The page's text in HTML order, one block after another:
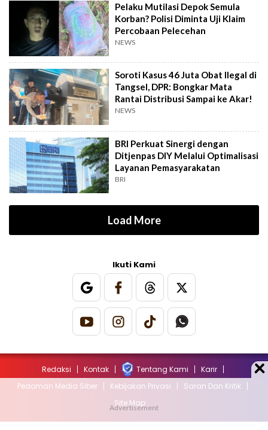
Pelaku Mutilasi Depok Semula
Korban? Polisi Diminta Uji Klaim
Percobaan Pelecehan
NEWS
Soroti Kasus 46 Juta Obat Ilegal di
Tangsel, DPR: Bongkar Mata
Rantai Distribusi Sampai ke Akar!
NEWS
BRI Perkuat Sinergi dengan
Ditjenpas DIY Melalui Optimalisasi
Layanan Pemasyarakatan
BRI
Load More
Ikuti Kami
Redaksi Kontak Tentang Kami
Karir
Pedoman Media Siber
Kebijakan Privasi
Saran Dan Kritik
Site Map